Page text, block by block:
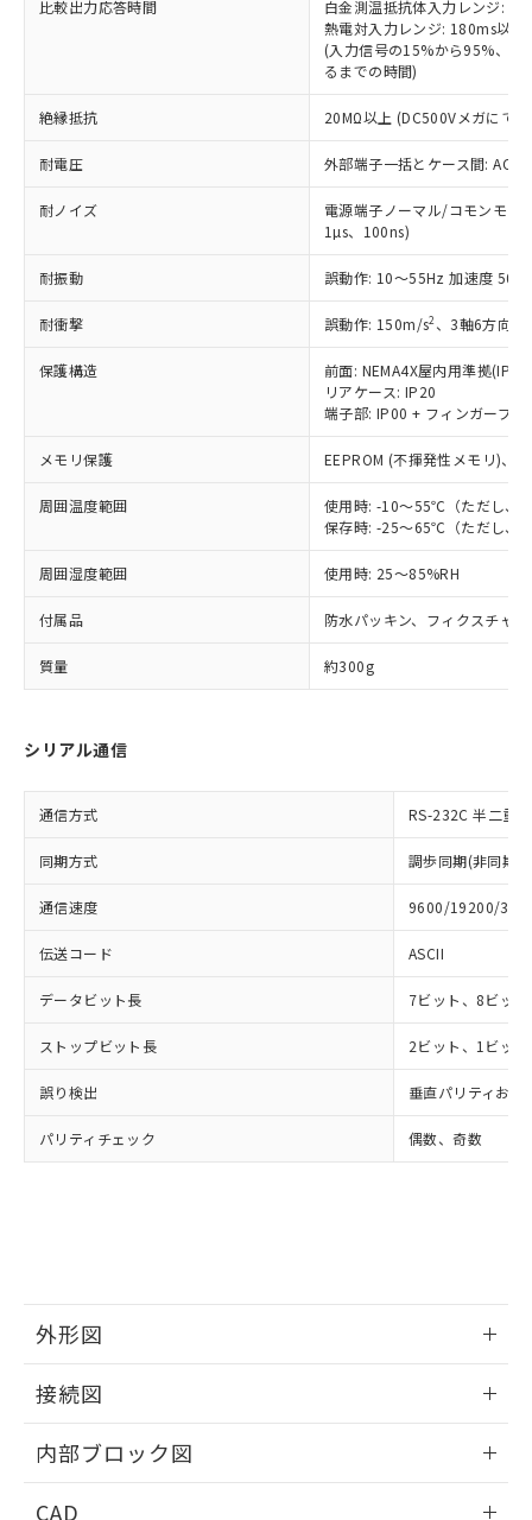
比較出力応答時間
白金測温抵抗体入力レンジ:
熱電対入力レンジ: 180ms以下
(入力信号の15%から95%、ま
るまでの時間)
絶縁抵抗 20MΩ以上 (DC500Vメガにて)
耐電圧 外部端子一括とケース間:
耐ノイズ
電源端子ノーマル/コモンモ
1µs、100ns)
耐振動 誤動作: 10～55Hz 加速度
耐衝撃 誤動作: 150m/s2 、3軸6方向
保護構造
前面: NEMA4X屋内用準拠
リアケース: IP20
端子部: IP00 + フィンガープ
メモリ保護 EEPROM (不揮発性メモリ)、
周囲温度範囲
使用時: -10～55℃（ただし、
保存時: -25～65℃（ただし、
周囲湿度範囲 使用時: 25～85%RH
付属品 防水パッキン、フィクスチャ
質量 約300g
シリアル通信
通信方式 RS-232C 半二重
同期方式 調歩同期(非同期
通信速度 9600/19200/
伝送コード ASCII
データビット長 7ビット、8ビット
ストップビット長 2ビット、1ビット
誤り検出 垂直パリティおよ
パリティチェック 偶数、奇数
外形図
接続図
内部ブロック図
CAD
以下の条件をお読みいただき、同意のうえ
本サービスは、当社制御機器事業取扱
商品の当社在庫状況および標準価格
(税抜)を提供させていただくもので
当社制御機器事業取扱商品の中には、
本サービスの対象外となる商品もある
ことをご了承ください。
在庫状況および標準価格照会結果は、
記載している更新日時点での社内デー
タに基づき作成されるものであり、閲
準価格とは異なる場合があることをご
正式な納期状況および標準価格はお客
様のお取引先、またはお客様担当のオ
ムロン制御機器販売店・当社販売員に
オムロン制御機器販売店や当社販売拠
販売ネットワーク
」をご確認
事前の承諾なく第三者に漏洩または開
示しないようお願いします。
マイパーツ機能（部品リスト作成サー
登録された部品リストについて、当社
および当社の共同利用者が、当社の製
品・サービスに関するお客様との取
引・商談に必要な範囲で利用すること
"個人情報
の「1.共同利
用者の範囲」に記載されている法人を
指します。
対応予定なし：EU RoHS指令（10物質）の
非含有に非対応の商品で、対応品を出す予
調査・確認中：EU RoHS指令（10物質）の
非含有の対応状況を調査中または確認中の
非該当品：ライセンス料など無形物で、有
仕入先様の事情により、非含有部品として
いたものが、含有品と判明した場合などや
むを得ず変更することがあります。
鉛(Pb) 1000ppm以下、 水銀(Hg) 1000ppm以下、 カド
六価クロム(Cr(Ⅵ)) 1000ppm以下、ポリ臭化ビフェニル
類(PBB) 1000ppm以下、ポリ臭化ジフェニルエーテル類
(PBDE) 1000ppm以下、フタル酸ビス(2-エチルヘキシ
（DBP） 1000ppm以下、フタル酸ジイソブチル
但し、RoHS指令で産業用監視および制御機器に対する
適用除外項目は除く。
フタル酸エステル類の４物質については閾値を超える意
図的な使用がないことを確認しています。
部品在庫の切り替え状況などにより、予定
月が前後することがあります。
※3 非含有証明書ダウンロード
とができます。
EU RoHS指令（10物質）の非含有証明書
51物質の非含有証明書（当社基準）
※本証明書は発行日時点で非含有を証明す
るもので、過去に遡って非含有を証明する
また、RoHS指令のフタル酸エステル類４
物質の対応では、対応完了までの期間は出
荷製品に未対応品が混在することから備考
既に当社にて対応品への在庫切替を完了
※1 中国RoHS○×表
「○」：最大均質材料含有率が中国RoHSの
基準値以下であることを示します。
「×」：最大均質材料含有率が中国RoHSの
基準値を超えていることを示します。
「－」：未確認です。当社販売部門へお問
ム) : 100ppm、
Cr(Ⅵ)(六価クロム) : 1000ppm、 PBBs(ポリ臭化ビフェ
ニル類) : 1000ppm、 PBDEs(ポリ臭化ジフェニルエーテ
DBP(フタル酸ジブチル) : 1000ppm、 DIBP(フタル酸ジ
イソブチル) : 1000ppm、 BBP(フタル酸ブチルベンジ
DEHP(フタル酸ビス(2-エチルヘキシル)) : 1000ppm
※2 環境保護使用期限
「ｅ」：有害物質（10物質）のすべてが基
準値以下であることを示します。
「10」：通常の使用状況下において有害物
質が外部に漏えいし、環境に深刻な影響を
「－」：未確認です。当社販売部門へお問
当社は、これら貴社製品のうち、外国
為替および外国貿易法に定める商品
（以下｢規制貨物等」という）を輸出
または国外への提供する場合は、日本
国政府の輸出許可(または役務取引許
可)を取得するなどの必要な手続きを
当社は規制貨物を破棄する場合は、完
全に破砕するなど、違法に輸出されな
当社は貴社製品を、核兵器、ミサイ
ル、化学兵器、生物兵器またはその他
武器並びにこれらの製造装置等に一切
当社は、貴社製品を第三者に販売する
場合は、上記1、2および3の内容を当
該第三者に通知します。また当社は、
販売先および販売に係わる関係者が違
一定数以上の在庫あり
一定数には満たないが在庫あり
在庫なし(最新の在庫状況につ
いては、お客様のお取引先、ま
たはお客様担当のオムロン制御
機器販売店・当社販売員にご確
空
受注生産機種、また在庫状況の